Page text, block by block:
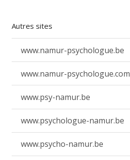
Autres sites
www.namur-psychologue.be
www.namur-psychologue.com
www.psy-namur.be
www.psychologue-namur.be
www.psycho-namur.be